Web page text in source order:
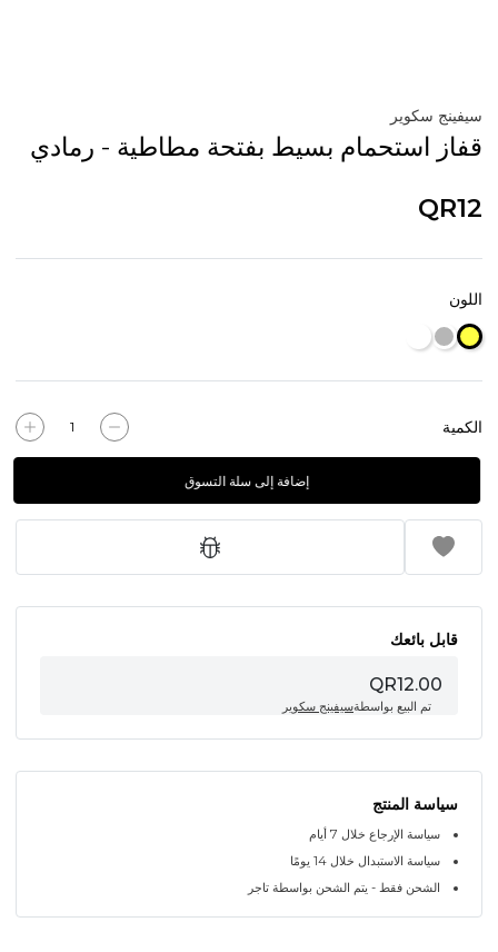
سيفينج سكوير
قفاز استحمام بسيط بفتحة مطاطية - رمادي
QR12
اللون
الكمية
إضافة إلى سلة التسوق
قابل بائعك
QR12.00
تم البيع بواسطةسيفينج سكوير
سياسة المنتج
سياسة الإرجاع خلال 7 أيام
سياسة الاستبدال خلال 14 يومًا
الشحن فقط - يتم الشحن بواسطة تاجر